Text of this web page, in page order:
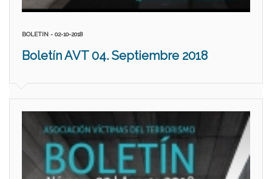
BOLETIN - 02-10-2018
Boletín AVT 04. Septiembre 2018